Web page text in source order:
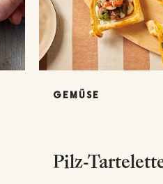
GEMÜSE
Pilz-